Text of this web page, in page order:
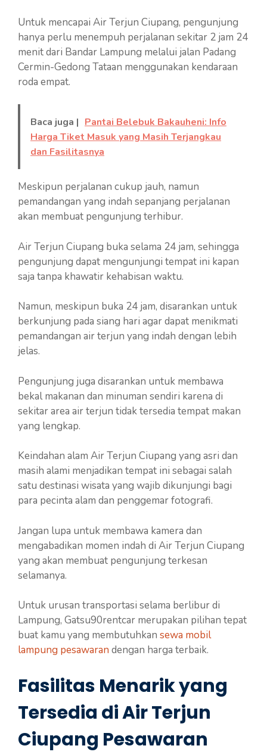
Untuk mencapai Air Terjun Ciupang, pengunjung
hanya perlu menempuh perjalanan sekitar 2 jam 24
menit dari Bandar Lampung melalui jalan Padang
Cermin-Gedong Tataan menggunakan kendaraan
roda empat.
Baca juga | Pantai Belebuk Bakauheni: Info
Harga Tiket Masuk yang Masih Terjangkau
dan Fasilitasnya
Meskipun perjalanan cukup jauh, namun
pemandangan yang indah sepanjang perjalanan
akan membuat pengunjung terhibur.
Air Terjun Ciupang buka selama 24 jam, sehingga
pengunjung dapat mengunjungi tempat ini kapan
saja tanpa khawatir kehabisan waktu.
Namun, meskipun buka 24 jam, disarankan untuk
berkunjung pada siang hari agar dapat menikmati
pemandangan air terjun yang indah dengan lebih
jelas.
Pengunjung juga disarankan untuk membawa
bekal makanan dan minuman sendiri karena di
sekitar area air terjun tidak tersedia tempat makan
yang lengkap.
Keindahan alam Air Terjun Ciupang yang asri dan
masih alami menjadikan tempat ini sebagai salah
satu destinasi wisata yang wajib dikunjungi bagi
para pecinta alam dan penggemar fotografi.
Jangan lupa untuk membawa kamera dan
mengabadikan momen indah di Air Terjun Ciupang
yang akan membuat pengunjung terkesan
selamanya.
Untuk urusan transportasi selama berlibur di
Lampung, Gatsu90rentcar merupakan pilihan tepat
buat kamu yang membutuhkan sewa mobil
lampung pesawaran dengan harga terbaik.
Fasilitas Menarik yang
Tersedia di Air Terjun
Ciupang Pesawaran